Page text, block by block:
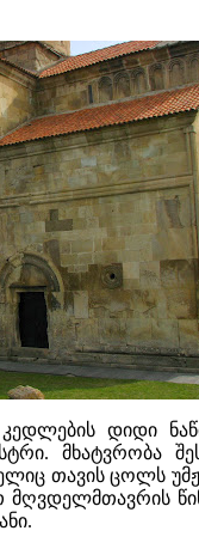
დიდი
მხატვრობა
თავის ცოლს